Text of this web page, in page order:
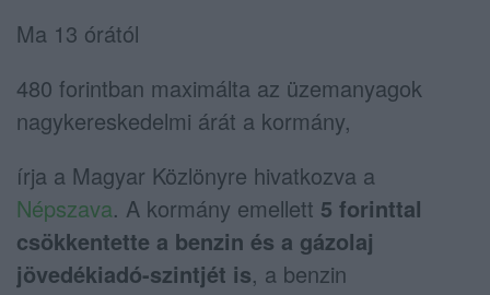
Ma 13 órától
480 forintban maximálta az üzemanyagok
nagykereskedelmi árát a kormány,
írja a Magyar Közlönyre hivatkozva a
Népszava. A kormány emellett 5 forinttal
csökkentette a benzin és a gázolaj
jövedékiadó-szintjét is, a benzin